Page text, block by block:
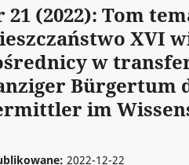
21 (2022): Tom
XVI
w
Bürgertum
im
2022-12-22